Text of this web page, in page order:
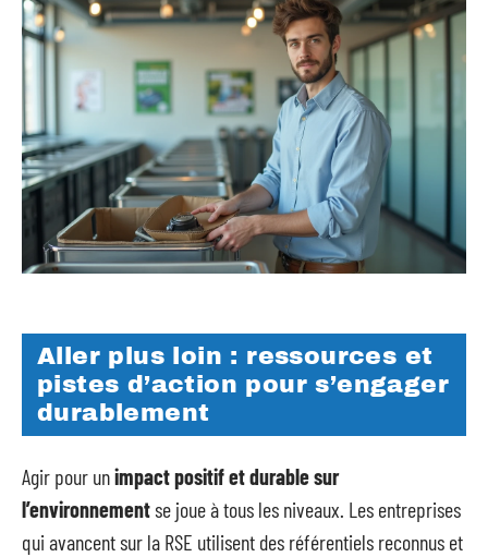
Aller plus loin : ressources et
pistes d’action pour s’engager
durablement
Agir pour unimpact positif et durable sur
l’environnementse joue à tous les niveaux. Les entreprises
qui avancent sur la RSE utilisent des référentiels reconnus et